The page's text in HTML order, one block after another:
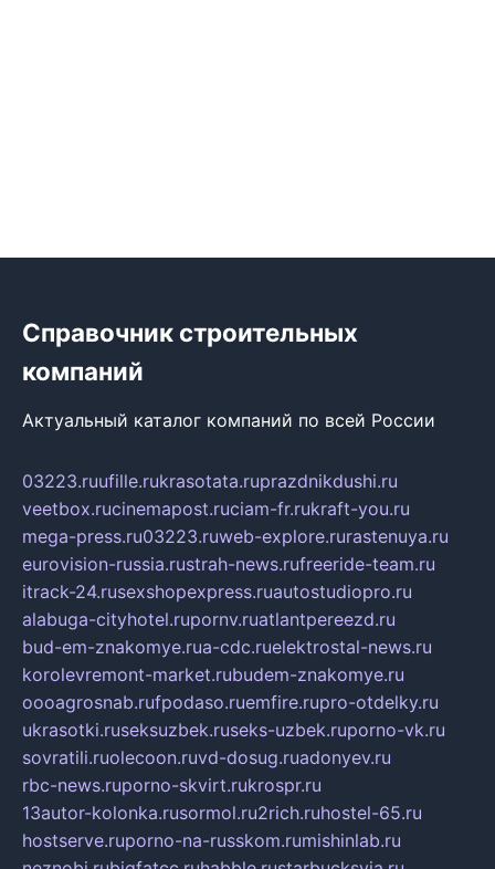
Справочник строительных
компаний
Актуальный каталог компаний по всей России
03223.ruufille.rukrasotata.ruprazdnikdushi.ru
veetbox.rucinemapost.ruciam-fr.rukraft-you.ru
mega-press.ru03223.ruweb-explore.rurastenuya.ru
eurovision-russia.rustrah-news.rufreeride-team.ru
itrack-24.rusexshopexpress.ruautostudiopro.ru
alabuga-cityhotel.rupornv.ruatlantpereezd.ru
bud-em-znakomye.rua-cdc.ruelektrostal-news.ru
korolevremont-market.rubudem-znakomye.ru
oooagrosnab.rufpodaso.ruemfire.rupro-otdelky.ru
ukrasotki.ruseksuzbek.ruseks-uzbek.ruporno-vk.ru
sovratili.ruolecoon.ruvd-dosug.ruadonyev.ru
rbc-news.ruporno-skvirt.rukrospr.ru
13autor-kolonka.rusormol.ru2rich.ruhostel-65.ru
hostserve.ruporno-na-russkom.rumishinlab.ru